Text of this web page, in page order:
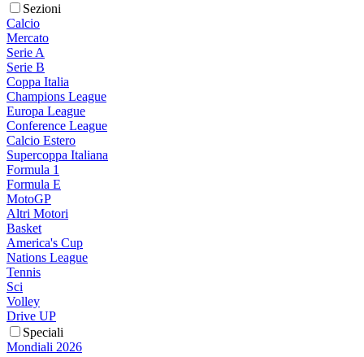
Sezioni
Calcio
Mercato
Serie A
Serie B
Coppa Italia
Champions League
Europa League
Conference League
Calcio Estero
Supercoppa Italiana
Formula 1
Formula E
MotoGP
Altri Motori
Basket
America's Cup
Nations League
Tennis
Sci
Volley
Drive UP
Speciali
Mondiali 2026